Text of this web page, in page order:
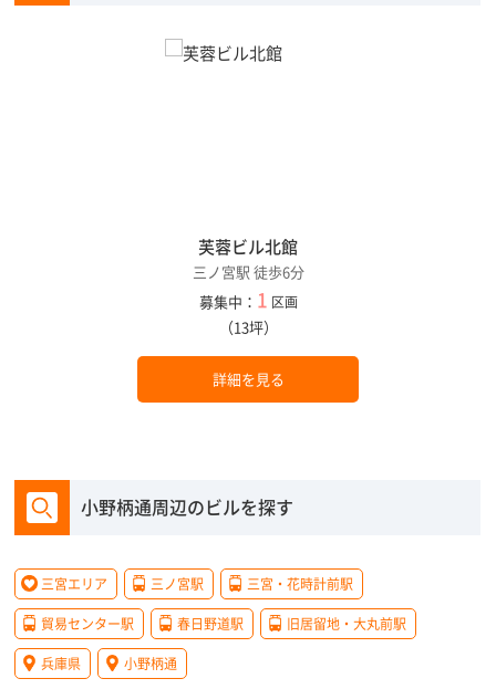
芙蓉ビル北館
三ノ宮駅 徒歩6分
募集中： 1 区画
（13坪）
詳細を見る
小野柄通周辺のビルを探す
三宮エリア 三ノ宮駅 三宮・花時計前駅
貿易センター駅 春日野道駅 旧居留地・大丸前駅
兵庫県 小野柄通